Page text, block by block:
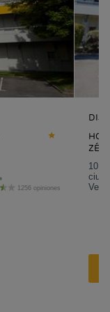
1256 opiniones
10.8
Ver